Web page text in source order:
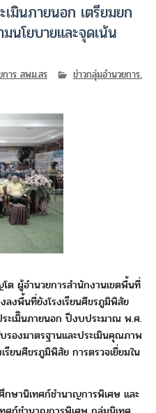
มินภายนอก เตรียมยก
นโยบายและจุดเน้น
าร สพม.สร ข่าวกลุ่มอำนวยการ,
ต ผู้อำนวยการสำนักงานเขตพื้นที่
งพื้นที่ยังโรงเรียนศีขรภูมิพิสัย
ระเมิินภายนอก ปีงบประมาณ พ.ศ.
องมาตรฐานและประเมินคุณภาพ
ยนศีขรภูมิพิสัย การตรวจเยี่ยมใน
ษานิเทศก์ชำนาญการพิเศษ และ